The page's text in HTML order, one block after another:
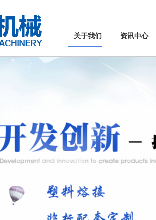
关于我们 资讯中心